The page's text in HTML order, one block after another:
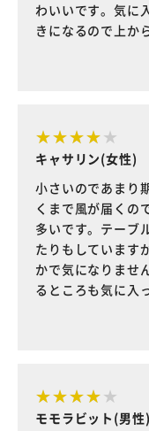
わいいです。気に
きになるので上か
キャサリン(女性)
小さいのであまり
くまで風が届くの
多いです。テーブ
たりもしています
かで気になりませ
るところも気に入
モモラビット(男性)